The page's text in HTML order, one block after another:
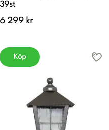
39st
6 299 kr
Köp